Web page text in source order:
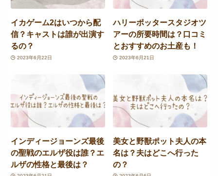
イカゲーム2はいつから配
信？キャストは誰が出演す
るの？
2023年6月22日
ハリーポッタースタジオツ
アーの所要時間は？口コミ
とおすすめのお土産も！
2023年6月21日
インディージョーンズ最後
の聖戦のエルザ役は誰？エ
ルザの性格と最後は？
美女と野獣ポット夫人の本
名は？夫はどこへ行った
の？